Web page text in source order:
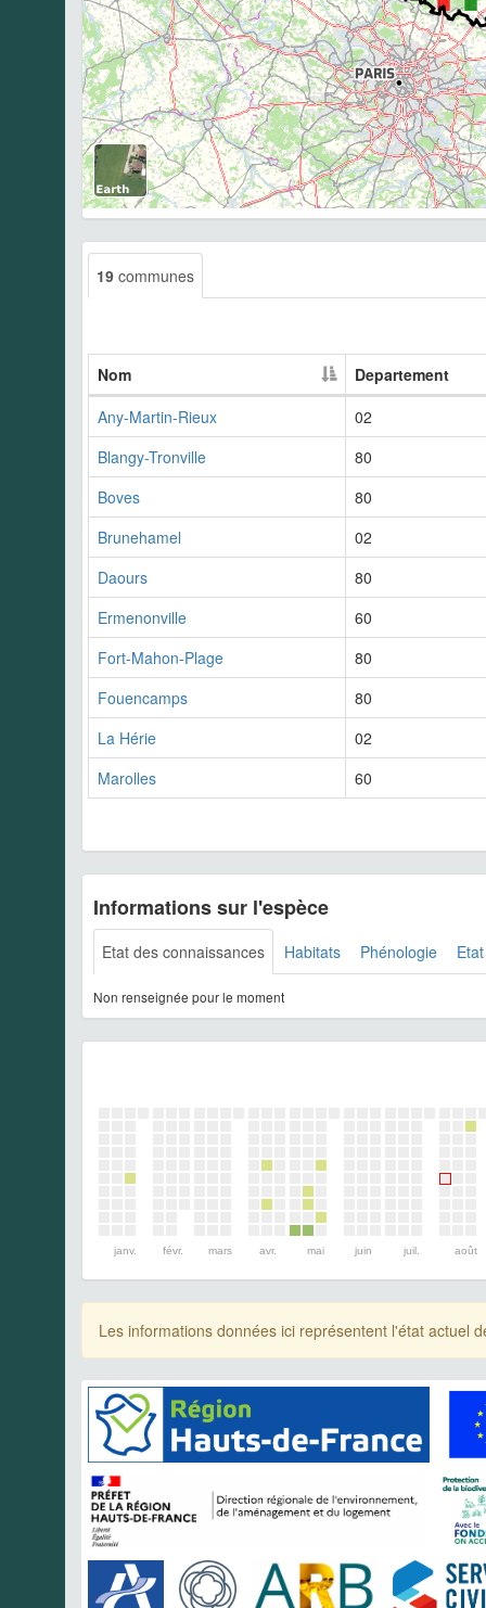
19 communes
Nom
Departement
Any-Martin-Rieux
02
Blangy-Tronville
80
Boves
80
Brunehamel
02
Daours
80
Ermenonville
60
Fort-Mahon-Plage
80
Fouencamps
80
La Hérie
02
Marolles
60
Informations sur l'espèce
Etat des connaissances Habitats Phénologie
Non renseignée pour le moment
janv. févr. mars avr. mai juin juil. août
Les informations données ici représentent l'état actuel